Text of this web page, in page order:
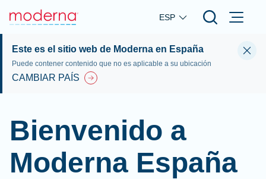
Skip to main content
ESP
Este es el sitio web de Moderna en España
Puede contener contenido que no es aplicable a su ubicación
CAMBIAR PAÍS
Bienvenido a
Moderna España